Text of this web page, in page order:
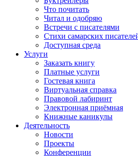
Что почитать
Читал и одобряю
Встречи с писателями
Стихи самарских
Доступная среда
Услуги
Заказать книгу
Платные услуги
Гостевая книга
Виртуальная справка
Правовой лабиринт
Электронная приёмная
Книжные каникулы
Деятельность
Новости
Проекты
Конференции